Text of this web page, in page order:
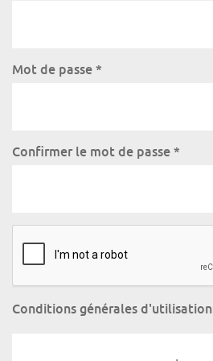
Mot de passe *
Confirmer le mot de passe *
Conditions générales d'utilisation